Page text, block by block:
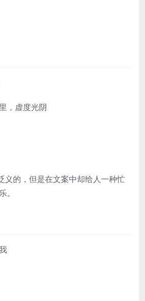
，虚度光阴
义的，但是在文案中却给人一种忙
。